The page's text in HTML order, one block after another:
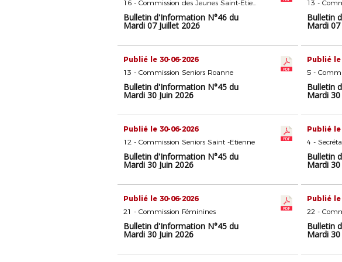
16 - Commission des Jeunes Saint-Etienne
Bulletin d'Information N°46 du
Mardi 07 Juillet 2026
13 -
Bulletin
Mardi 07
Publié le 30-06-2026
13 - Commission Seniors Roanne
Bulletin d'Information N°45 du
Mardi 30 Juin 2026
Publié le
Bulletin
Mardi 30
Publié le 30-06-2026
12 - Commission Seniors Saint -Etienne
Bulletin d'Information N°45 du
Mardi 30 Juin 2026
Publié le
4 -
Bulletin
Mardi 30
Publié le 30-06-2026
21 - Commission Féminines
Bulletin d'Information N°45 du
Mardi 30 Juin 2026
Publié le
Bulletin
Mardi 30